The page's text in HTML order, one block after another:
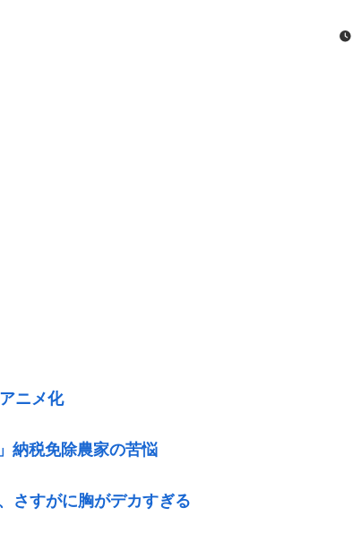
ニメ化
納税免除農家の苦悩
さすがに胸がデカすぎる